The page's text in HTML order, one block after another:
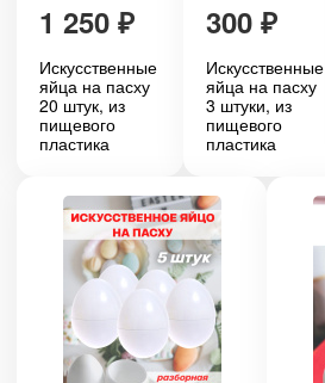
1 250 ₽
Искусственные
яйца на пасху
20 штук, из
пищевого
пластика
300 ₽
Искусственные
яйца на пасху
3 штуки, из
пищевого
пластика